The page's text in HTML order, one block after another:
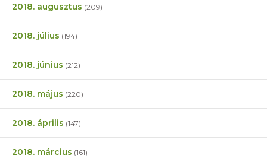
2018. augusztus (209)
2018. július (194)
2018. június (212)
2018. május (220)
2018. április (147)
2018. március (161)